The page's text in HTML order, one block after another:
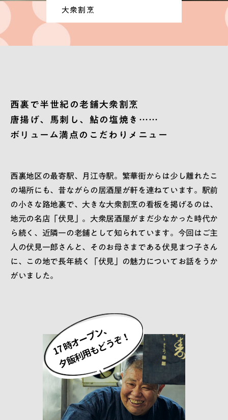
大衆割烹
西裏で半世紀の老舗大衆割烹
唐揚げ、馬刺し、鮎の塩焼き……
ボリューム満点のこだわりメニュー
西裏地区の最寄駅、月江寺駅。繁華街からは少し離れたこ
の場所にも、昔ながらの居酒屋が軒を連ねています。駅前
の小さな路地裏で、大きな大衆割烹の看板を掲げるのは、
地元の名店「伏見」。大衆居酒屋がまだ少なかった時代か
ら続く、近隣一の老舗として知られています。今回はご主
人の伏見一郎さんと、そのお母さまである伏見まつ子さん
に、この地で長年続く「伏見」の魅力についてお話をうか
がいました。